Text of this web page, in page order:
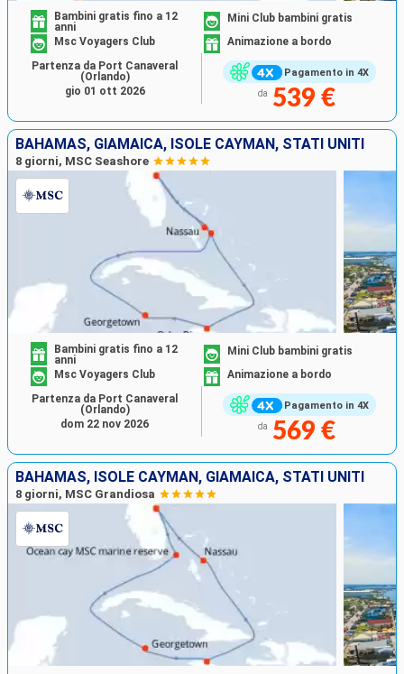
Pagamento in 4X
Bambini gratis fino a 12
anni
Mini Club bambini gratis
Msc Voyagers Club
Animazione a bordo
da 539 €
Partenza da Port Canaveral
(Orlando)
gio 01 ott 2026
BAHAMAS, GIAMAICA, ISOLE CAYMAN, STATI UNITI
8 giorni, MSC Seashore
Pagamento in 4X
Bambini gratis fino a 12
anni
Mini Club bambini gratis
Msc Voyagers Club
Animazione a bordo
da 569 €
Partenza da Port Canaveral
(Orlando)
dom 22 nov 2026
BAHAMAS, ISOLE CAYMAN, GIAMAICA, STATI UNITI
8 giorni, MSC Grandiosa